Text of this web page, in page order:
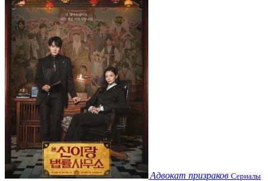
Адвокат призраков Сериалы